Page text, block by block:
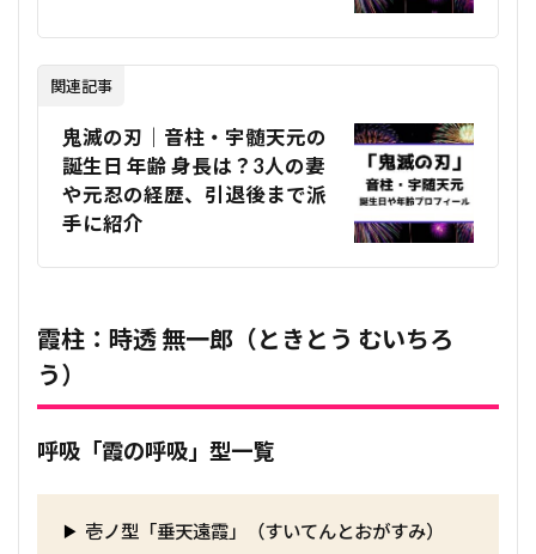
関連記事
鬼滅の刃｜音柱・宇髄天元の
誕生日 年齢 身長は？3人の妻
や元忍の経歴、引退後まで派
手に紹介
霞柱：時透 無一郎（ときとう むいちろ
う）
呼吸「霞の呼吸」型一覧
壱ノ型「垂天遠霞」（すいてんとおがすみ）